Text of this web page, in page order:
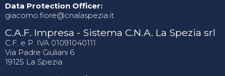
Data Protection Officer:
giacomo.fiore@cnalaspezia.it
C.A.F. Impresa - Sistema C.N.A. La Spezia srl
C.F. e P. IVA 01091040111
Via Padre Giuliani 6
19125 La Spezia